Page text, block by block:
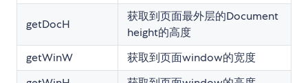
getDocH
获取到页面最外层的Document
height的高度
getWinW
获取到页面window的宽度